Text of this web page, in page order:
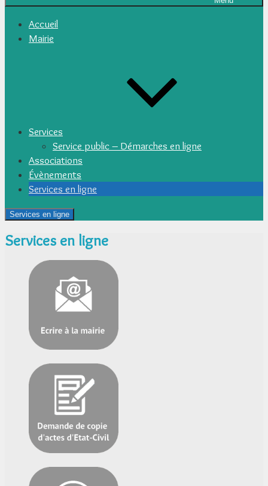
Accueil
Mairie
Services
Service public – Démarches en ligne
Associations
Évènements
Services en ligne
Services en ligne
Services en ligne